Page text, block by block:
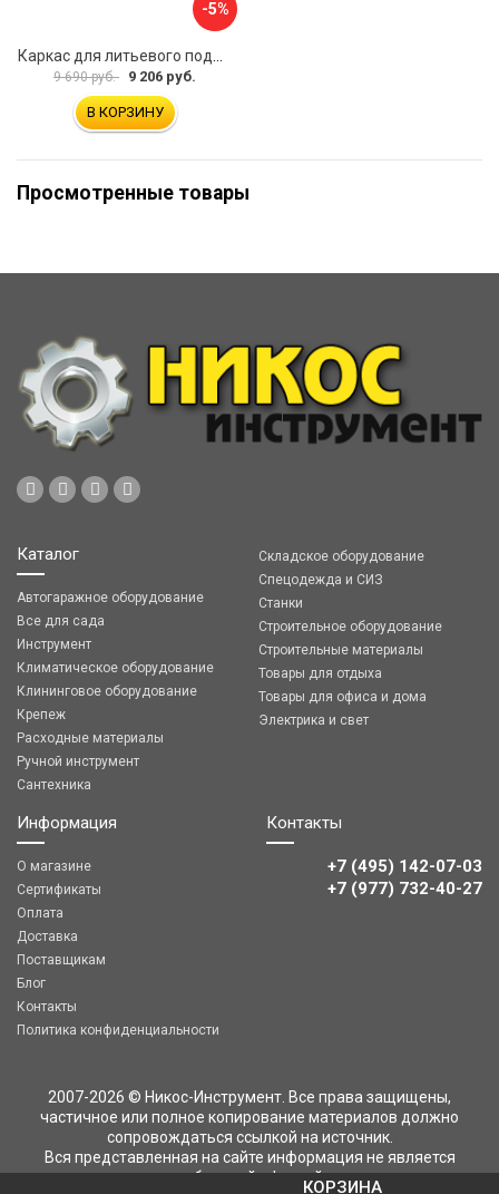
КОРЗИНА
-5%
9 690 руб. 9 206 руб.
В КОРЗИНУ
Просмотренные товары
Каталог
Автогаражное оборудование
Все для сада
Инструмент
Климатическое оборудование
Клининговое оборудование
Крепеж
Расходные материалы
Ручной инструмент
Сантехника
Складское оборудование
Спецодежда и СИЗ
Станки
Строительное оборудование
Строительные материалы
Товары для отдыха
Товары для офиса и дома
Электрика и свет
Информация
О магазине
Сертификаты
Оплата
Доставка
Поставщикам
Блог
Контакты
Политика конфиденциальности
Контакты
+7 (495) 142-07-03
‎‎+7 (977) 732-40-27
2007-2026 © Никос-Инструмент. Все права защищены,
частичное или полное копирование материалов должно
сопровождаться ссылкой на источник.
Вся представленная на сайте информация не является
публичной офертой